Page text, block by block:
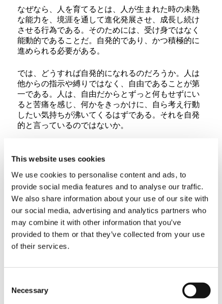
This website uses cookies
We use cookies to personalise content and ads, to
provide social media features and to analyse our traffic.
We also share information about your use of our site with
our social media, advertising and analytics partners who
may combine it with other information that you’ve
provided to them or that they’ve collected from your use
of their services.
Selection
Necessary
なぜなら、人を育てるとは、人が生まれた時の未熟
な能力を、境涯を通して進化発展させ、成長し続け
させる行為である。そのためには、受け身ではなく
能動的であることだ。自発的であり、かつ積極的に
進められる必要がある。
では、どうすれば自発的になれるのだろうか。人は
他からの指示や縛りではなく、自由であることが第
一である。人は、自由だからとずっと何もせずにい
ると苦痛を感じ、何かをきっかけに、自ら考え行動
したい気持ちが沸いてくるはずである。それを自発
的と言っているのではないか。
に、タイムレコーダーを廃止し、社員の自由出勤を
経験からである。人は信じられれば、それに応えず
にはいられないものである。そこに、自ら考え行動
する自発性が生まれる端緒があるのだと思う。
我が社のタイムレコーダー廃止後の発展ぶりを知る
人は多い。自発性を持った人こそ、自ら学び成長し
続けていけるだろう。
しかもそれは、会社人としてだけでなく、一人の人
が、周囲に大きな影響を与えるようになる。またそ
れは、一方的に影響するのではなく、お互いに感じ